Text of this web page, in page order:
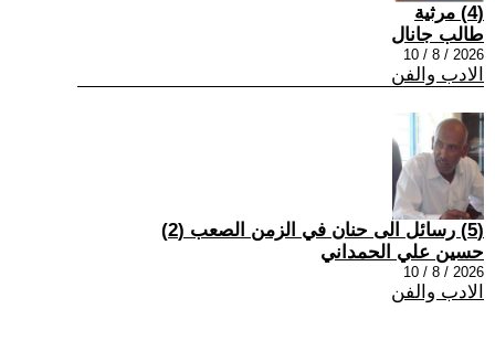
(4) مرثية
طالب جانال
2026 / 8 / 10
الادب والفن
(5) رسائل الى حنان في الزمن الصعب (2)
حسين علي الحمداني
2026 / 8 / 10
الادب والفن